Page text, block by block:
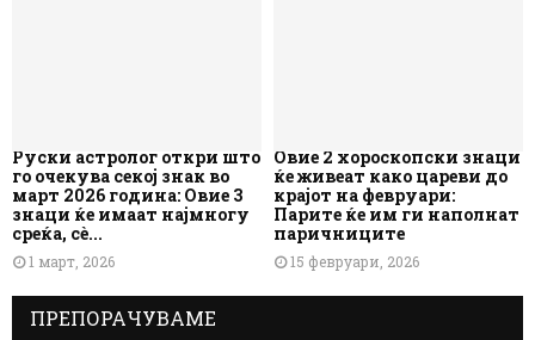
Руски астролог откри што
го очекува секој знак во
март 2026 година: Овие 3
знаци ќе имаат најмногу
среќа, сè...
1 март, 2026
Овие 2 хороскопски знаци
ќе живеат како цареви до
крајот на февруари:
Парите ќе им ги наполнат
паричниците
15 февруари, 2026
ПРЕПОРАЧУВАМЕ